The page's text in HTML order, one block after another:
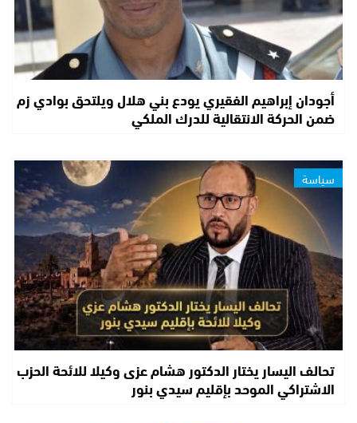
أجودان إبراهيم الفقيري يودع بني هلال ويلتحق بوادي زم
ضمن الحركة الانتقالية للدرك الملكي
سياسة
تحالف اليسار يختار الدكتور هشام عزى وكيلا للائحة الحزب
الاشتراكي الموحد بإقليم سيدي بنور